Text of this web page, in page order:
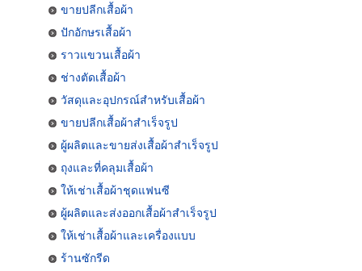
ขายปลีกเสื้อผ้า
ปักอักษรเสื้อผ้า
ราวแขวนเสื้อผ้า
ช่างตัดเสื้อผ้า
วัสดุและอุปกรณ์สำหรับเสื้อผ้า
ขายปลีกเสื้อผ้าสำเร็จรูป
ผู้ผลิตและขายส่งเสื้อผ้าสำเร็จรูป
ถุงและที่คลุมเสื้อผ้า
ให้เช่าเสื้อผ้าชุดแฟนซี
ผู้ผลิตและส่งออกเสื้อผ้าสำเร็จรูป
ให้เช่าเสื้อผ้าและเครื่องแบบ
ร้านซักรีด